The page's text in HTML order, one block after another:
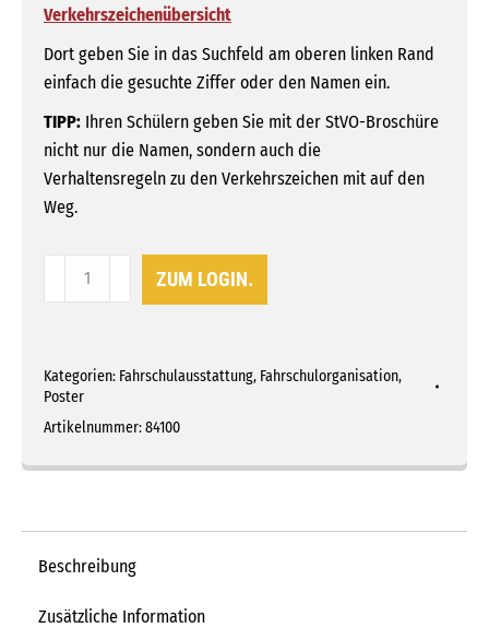
Verkehrszeichenübersicht
Dort geben Sie in das Suchfeld am oberen linken Rand
einfach die gesuchte Ziffer oder den Namen ein.
TIPP: Ihren Schülern geben Sie mit der StVO-Broschüre
nicht nur die Namen, sondern auch die
Verhaltensregeln zu den Verkehrszeichen mit auf den
Weg.
Poster-
ZUM LOGIN.
Kategorien: Fahrschulausstattung, Fahrschulorganisation,
Poster
Artikelnummer:84100
Beschreibung
Zusätzliche Information